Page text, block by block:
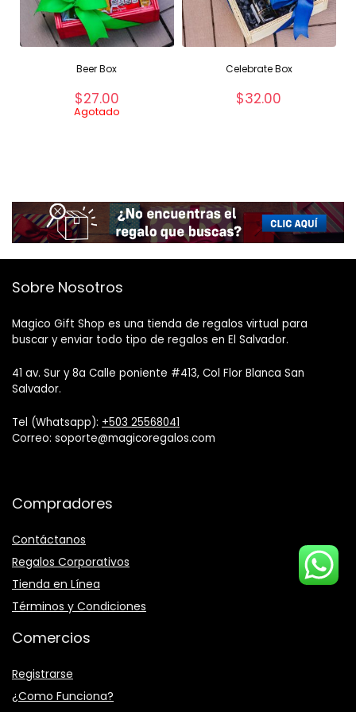
Beer Box
$27.00
Agotado
Celebrate Box
$32.00
Sobre Nosotros
Magico Gift Shop es una tienda de regalos virtual para
buscar y enviar todo tipo de regalos en El Salvador.
41 av. Sur y 8a Calle poniente #413, Col Flor Blanca San
Salvador.
Tel (Whatsapp): +503 25568041
Correo: soporte@magicoregalos.com
Compradores
Contáctanos
Regalos Corporativos
Tienda en Línea
Términos y Condiciones
Comercios
Registrarse
¿Como Funciona?